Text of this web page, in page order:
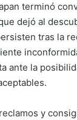
terminó
dejó al
tras la
ante la
y